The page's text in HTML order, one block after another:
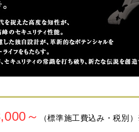
～ （標準施工費込み・税別